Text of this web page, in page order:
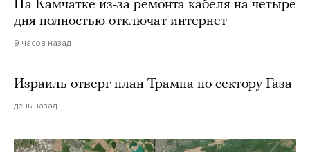
На Камчатке из-за ремонта кабеля на четыре
дня полностью отключат интернет
9 часов назад
Израиль отверг план Трампа по сектору Газа
день назад